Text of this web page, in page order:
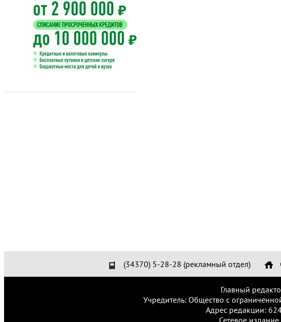
(34370) 5-28-28 (рекламный отдел)
Главный
Учредитель: Общество с
Адрес редакции: